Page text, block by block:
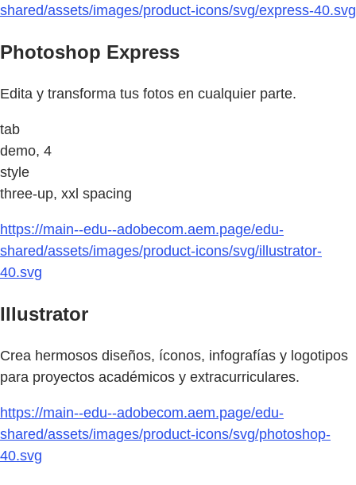
shared/assets/images/product-icons/svg/express-40.svg
Photoshop Express
Edita y transforma tus fotos en cualquier parte.
tab
demo, 4
style
three-up, xxl spacing
https://main--edu--adobecom.aem.page/edu-
shared/assets/images/product-icons/svg/illustrator-
40.svg
Illustrator
Crea hermosos diseños, íconos, infografías y logotipos
para proyectos académicos y extracurriculares.
https://main--edu--adobecom.aem.page/edu-
shared/assets/images/product-icons/svg/photoshop-
40.svg